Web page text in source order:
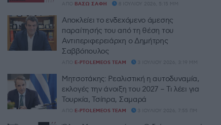
ΑΠΌ ΒΆΣΩ ΣΆΦΗ 8 ΙΟΥΛΊΟΥ 2026, 5:15 ΜΜ
Αποκλείει το ενδεχόμενο άμεσης
παραίτησής του από τη θέση του
Αντιπεριφερειάρχη ο Δημήτρης
Σαββόπουλος
ΑΠΌ E-PTOLEMEOS TEAM 3 ΙΟΥΛΊΟΥ 2026, 3:19 ΜΜ
Μητσοτάκης: Ρεαλιστική η αυτοδυναμία,
εκλογές την άνοιξη του 2027 – Τι λέει για
Τουρκία, Τσίπρα, Σαμαρά
ΑΠΌ E-PTOLEMEOS TEAM 3 ΙΟΥΛΊΟΥ 2026, 7:55 ΠΜ